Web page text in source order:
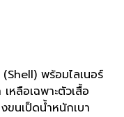
พร้อมไลเนอร์
หลือเฉพาะตัวเสื้อ
ขนเป็ดน้ำหนักเบา